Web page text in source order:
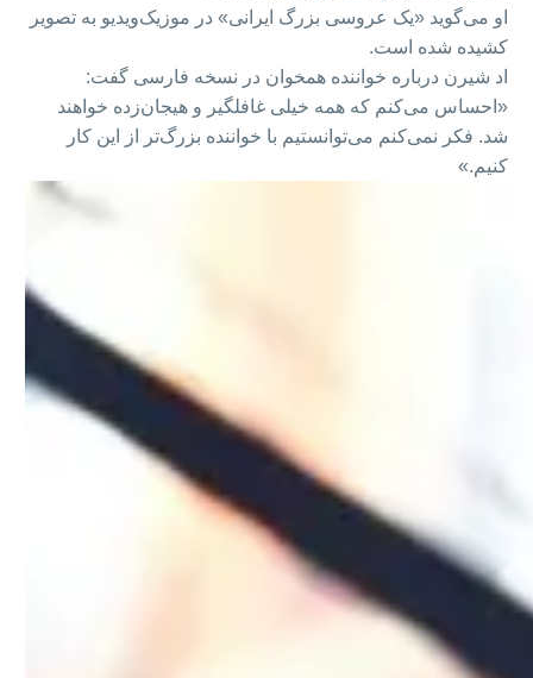
او می‌گوید «یک عروسی بزرگ ایرانی» در موزیک‌ویدیو به تصویر
کشیده شده است.
اد شیرن درباره خواننده همخوان در نسخه فارسی گفت:
«احساس می‌کنم که همه خیلی غافلگیر و هیجان‌زده خواهند
شد. فکر نمی‌کنم می‌توانستیم با خواننده بزرگ‌تر از این کار
کنیم.»